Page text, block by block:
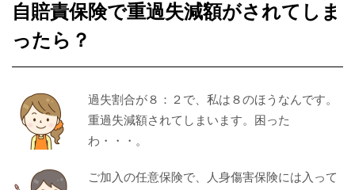
自賠責保険で重過失減額がされてしま
ったら？
過失割合が８：２で、私は８のほうなんです。
重過失減額されてしまいます。困った
わ・・・。
ご加入の任意保険で、人身傷害保険には入って